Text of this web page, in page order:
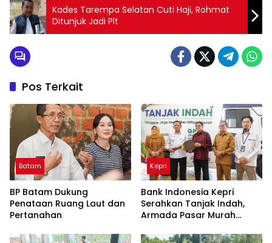
Kades Tarempa Selatan Cuti Haji, Rohmat
Ditunjuk Jadi Plt
Pos Terkait
Batam
BP Batam Dukung
Penataan Ruang Laut dan
Pertanahan
Kepri
Bank Indonesia Kepri
Serahkan Tanjak Indah,
Armada Pasar Murah
Inflasi Daerah